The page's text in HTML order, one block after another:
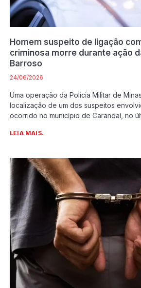
Homem suspeito de ligação
criminosa morre durante ação
Barroso
24/06/2026
Uma operação da Polícia Militar de
localização de um dos suspeitos
ocorrido no município de Carandaí, no
LEIA MAIS.